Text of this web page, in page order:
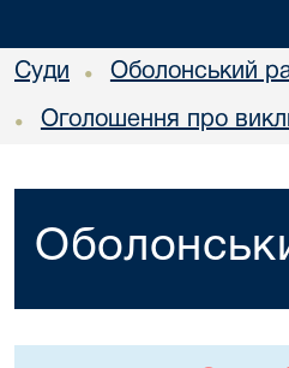
Суди • Оболонський
• Оголошення про